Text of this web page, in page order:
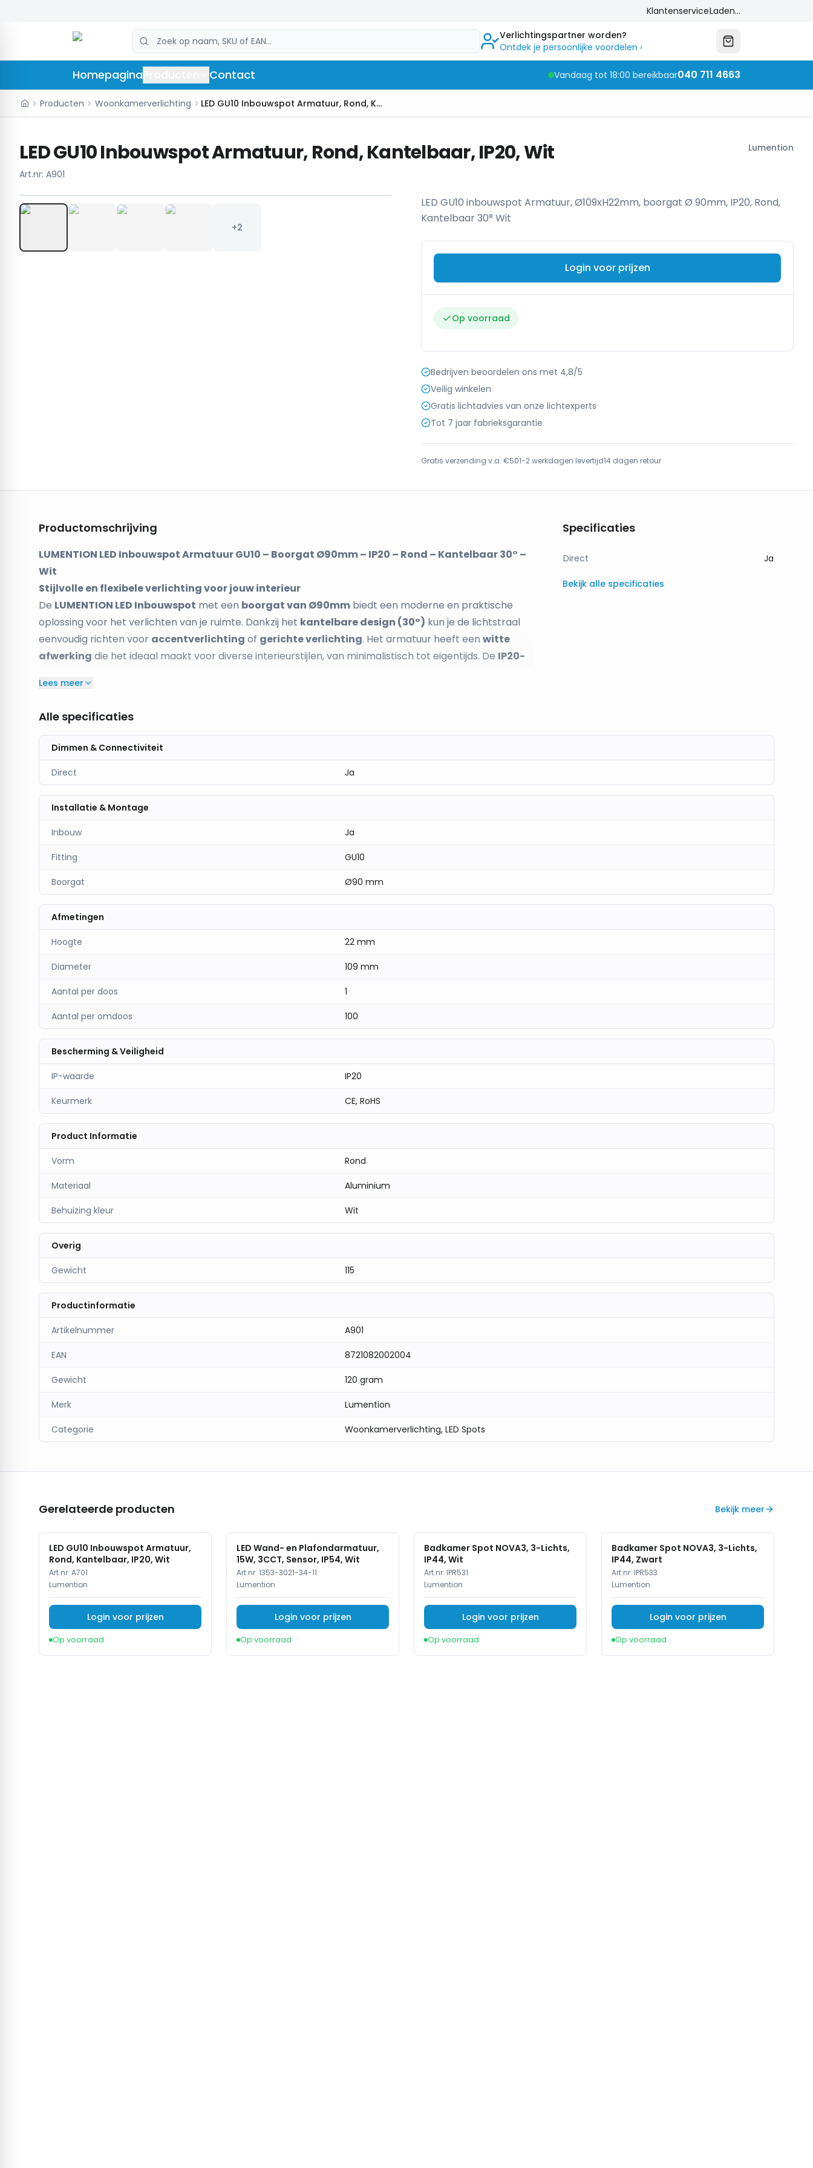
KlantenserviceLaden...
Verlichtingspartner worden?
Ontdek je persoonlijke voordelen ›
Homepagina Contact Vandaag tot 18:00 bereikbaar040 711 4663
Producten Woonkamerverlichting LED GU10 Inbouwspot Armatuur, Rond, Kantelbaar, IP20, Wit
LED GU10 Inbouwspot Armatuur, Rond, Kantelbaar, IP20, Wit Lumention
Art.nr: A901
+2
LED GU10 inbouwspot Armatuur, Ø109xH22mm, boorgat Ø 90mm, IP20, Rond,
Kantelbaar 30° Wit
Login voor prijzen
Op voorraad
Bedrijven beoordelen ons met 4,8/5
Veilig winkelen
Gratis lichtadvies van onze lichtexperts
Tot 7 jaar fabrieksgarantie
Gratis verzending v.a. €501-2 werkdagen levertijd14 dagen retour
Productomschrijving
LUMENTION LED Inbouwspot Armatuur GU10 – Boorgat Ø90mm – IP20 – Rond – Kantelbaar 30° –
Wit
Stijlvolle en flexibele verlichting voor jouw interieur
De LUMENTION LED Inbouwspot met een boorgat van Ø90mm biedt een moderne en praktische
oplossing voor het verlichten van je ruimte. Dankzij het kantelbare design (30°) kun je de lichtstraal
eenvoudig richten voor accentverlichting of gerichte verlichting. Het armatuur heeft een witte
afwerking die het ideaal maakt voor diverse interieurstijlen, van minimalistisch tot eigentijds. De IP20-
hallen.
Boorgat:Ø90mm – geschikt voor de meeste inbouwsystemen
Materiaal:
– strakke, moderne uitstraling
Kantelbaarheid:30° – gerichte verlichting voor flexibele lichtinval
IP20:Geschikt voor droge binnenruimtes
Compatibiliteit:Geschikt voorGU10 LED-lampen
Toepassingen:Ideaal voor woonkamers, keukens, hallen en commerciële ruimtes
Bestel nu
Lees meer
Specificaties
Direct Ja
Bekijk alle specificaties
Alle specificaties
Dimmen & Connectiviteit
Direct Ja
Installatie & Montage
Inbouw Ja
Fitting GU10
Boorgat Ø90 mm
Afmetingen
Hoogte 22 mm
Diameter 109 mm
Aantal per doos 1
Aantal per omdoos 100
Bescherming & Veiligheid
IP-waarde IP20
Keurmerk CE, RoHS
Product Informatie
Vorm Rond
Materiaal Aluminium
Behuizing kleur Wit
Overig
Gewicht 115
Productinformatie
Artikelnummer A901
EAN 8721082002004
Gewicht 120 gram
Merk Lumention
Categorie Woonkamerverlichting, LED Spots
Gerelateerde producten Bekijk meer
LED GU10 Inbouwspot Armatuur,
Rond, Kantelbaar, IP20, Wit
Art.nr: A701
Lumention
Login voor prijzen
Op voorraad
LED Wand- en Plafondarmatuur,
15W, 3CCT, Sensor, IP54, Wit
Art.nr: 1353-3021-34-11
Lumention
Login voor prijzen
Op voorraad
Badkamer Spot NOVA3, 3-Lichts,
IP44, Wit
Art.nr: IPR531
Lumention
Login voor prijzen
Op voorraad
Badkamer Spot NOVA3, 3-Lichts,
IP44, Zwart
Art.nr: IPR533
Lumention
Login voor prijzen
Op voorraad